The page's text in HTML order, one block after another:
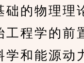
的物理理论
工程学的前
和能源动